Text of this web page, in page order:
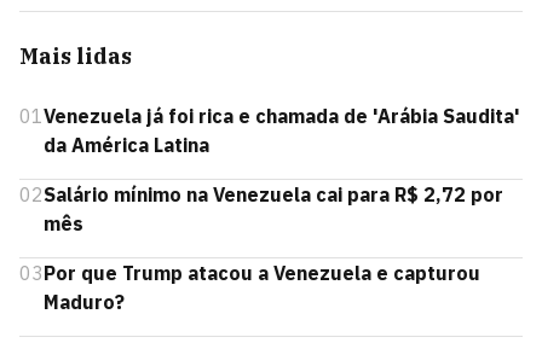
Mais lidas
01Venezuela já foi rica e chamada de 'Arábia Saudita'
da América Latina
02Salário mínimo na Venezuela cai para R$ 2,72 por
mês
03Por que Trump atacou a Venezuela e capturou
Maduro?